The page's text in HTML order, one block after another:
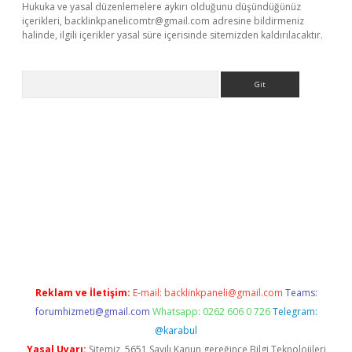
Hukuka ve yasal düzenlemelere aykırı olduğunu düşündüğünüz
içerikleri, backlinkpanelicomtr@gmail.com adresine bildirmeniz
halinde, ilgili içerikler yasal süre içerisinde sitemizden kaldırılacaktır.
Reklam ve İletişim: E-mail: backlinkpaneli@gmail.com Teams:
forumhizmeti@gmail.com Whatsapp: 0262 606 0 726 Telegram:
@karabul
Yasal Uyarı: Sitemiz, 5651 Sayılı Kanun gereğince Bilgi Teknolojileri